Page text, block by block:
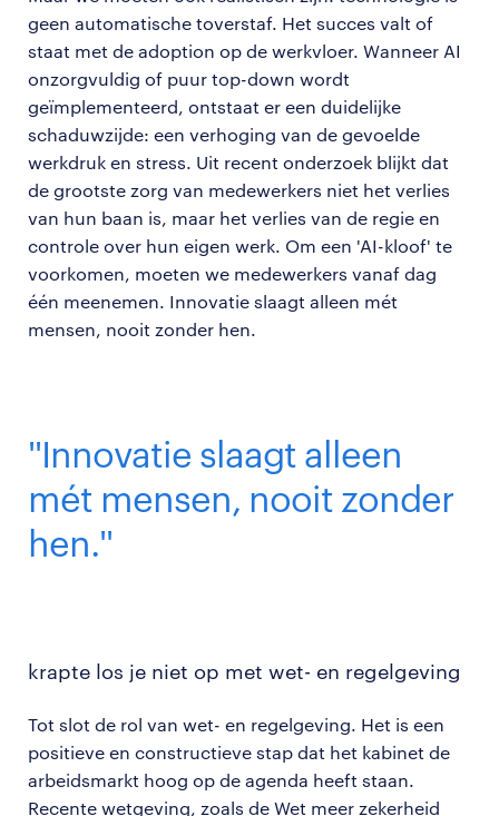
geen automatische toverstaf. Het succes valt of
staat met de adoption op de werkvloer. Wanneer AI
onzorgvuldig of puur top-down wordt
geïmplementeerd, ontstaat er een duidelijke
schaduwzijde: een verhoging van de gevoelde
werkdruk en stress. Uit recent onderzoek blijkt dat
de grootste zorg van medewerkers niet het verlies
van hun baan is, maar het verlies van de regie en
controle over hun eigen werk. Om een 'AI-kloof' te
voorkomen, moeten we medewerkers vanaf dag
één meenemen. Innovatie slaagt alleen mét
mensen, nooit zonder hen.
''Innovatie slaagt alleen
mét mensen, nooit zonder
hen.''
krapte los je niet op met wet- en regelgeving
Tot slot de rol van wet- en regelgeving. Het is een
positieve en constructieve stap dat het kabinet de
arbeidsmarkt hoog op de agenda heeft staan.
Recente wetgeving, zoals de Wet meer zekerheid